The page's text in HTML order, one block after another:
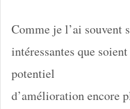
Comme je l’ai souvent
intéressantes que
potentiel
d’amélioration encore